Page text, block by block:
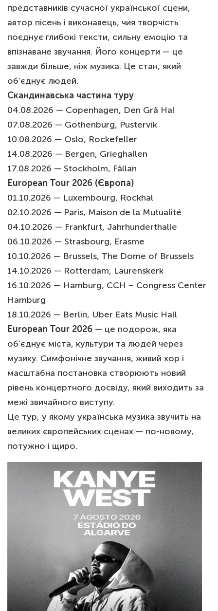
представників сучасної української сцени,
автор пісень і виконавець, чия творчість
поєднує глибокі тексти, сильну емоцію та
впізнаване звучання. Його концерти — це
завжди більше, ніж музика. Це стан, який
об’єднує людей.
Скандинавська частина туру
04.08.2026 — Copenhagen, Den Grå Hal
07.08.2026 — Gothenburg, Pustervik
10.08.2026 — Oslo, Rockefeller
14.08.2026 — Bergen, Grieghallen
17.08.2026 — Stockholm, Fållan
European Tour 2026 (Європа)
01.10.2026 — Luxembourg, Rockhal
02.10.2026 — Paris, Maison de la Mutualité
04.10.2026 — Frankfurt, Jahrhunderthalle
06.10.2026 — Strasbourg, Erasme
10.10.2026 — Brussels, The Dome of Brussels
14.10.2026 — Rotterdam, Laurenskerk
16.10.2026 — Hamburg, CCH – Congress Center
Hamburg
18.10.2026 — Berlin, Uber Eats Music Hall
European Tour 2026 — це подорож, яка
об’єднує міста, культури та людей через
музику. Симфонічне звучання, живий хор і
масштабна постановка створюють новий
рівень концертного досвіду, який виходить за
межі звичайного виступу.
Це тур, у якому українська музика звучить на
великих європейських сценах — по-новому,
потужно і щиро.